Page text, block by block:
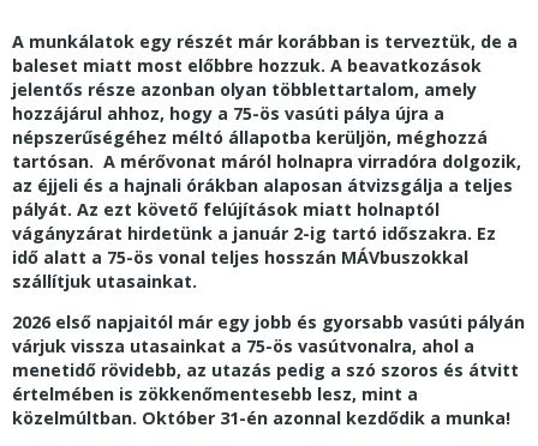
A munkálatok egy részét már korábban is terveztük, de a
baleset miatt most előbbre hozzuk. A beavatkozások
jelentős része azonban olyan többlettartalom, amely
hozzájárul ahhoz, hogy a 75-ös vasúti pálya újra a
népszerűségéhez méltó állapotba kerüljön, méghozzá
tartósan. A mérővonat máról holnapra virradóra dolgozik,
az éjjeli és a hajnali órákban alaposan átvizsgálja a teljes
pályát. Az ezt követő felújítások miatt holnaptól
vágányzárat hirdetünk a január 2-ig tartó időszakra. Ez
idő alatt a 75-ös vonal teljes hosszán MÁVbuszokkal
szállítjuk utasainkat.
2026 első napjaitól már egy jobb és gyorsabb vasúti pályán
várjuk vissza utasainkat a 75-ös vasútvonalra, ahol a
menetidő rövidebb, az utazás pedig a szó szoros és átvitt
értelmében is zökkenőmentesebb lesz, mint a
közelmúltban. Október 31-én azonnal kezdődik a munka!